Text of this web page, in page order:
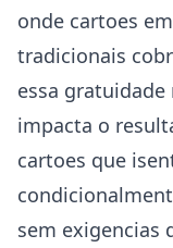
onde cartoes
tradicionais
essa
impacta o
cartoes que
sem exigencias